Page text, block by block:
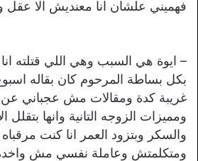
فهميني علشان انا معنديش الا عقل
– ايوة هي السبب وهي اللي قتلته
بكل بساطة المرحوم كان بقاله
غريبة كدة ومقالات مش عجباني عن
ومميزات الزوجه التانية وانها بتقلل
والسكر وبتزود العمر انا كنت
ومتكلمتش وعاملة نفسي مش